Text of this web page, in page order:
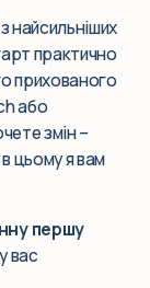
найсильніших
практично
прихованого
або
змін –
цьому я вам
першу
вас